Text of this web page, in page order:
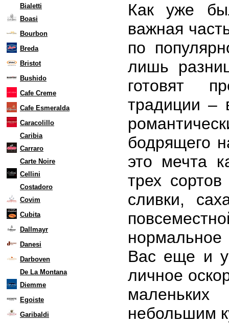
Bialetti
Boasi
Bourbon
Breda
Bristot
Bushido
Cafe Creme
Cafe Esmeralda
Caracolillo
Caribia
Carraro
Carte Noire
Cellini
Costadoro
Covim
Cubita
Dallmayr
Danesi
Darboven
De La Montana
Diemme
Egoiste
Garibaldi
Как уже
важная
по
лишь
готовят
традиции –
бодрящего
это мечта
трех
сливки,
Вас еще и
личное
небольшим